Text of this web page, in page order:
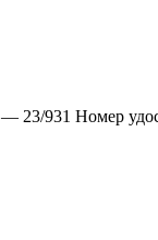
23/931 Номер